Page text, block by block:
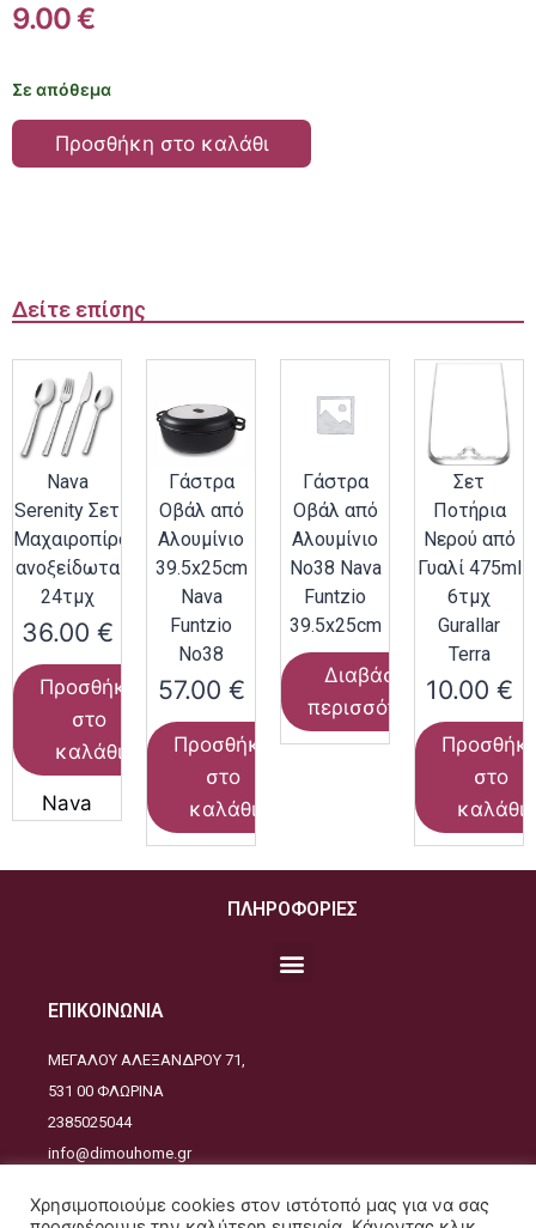
9.00€
Σε απόθεμα
Προσθήκη στο καλάθι
Δείτε επίσης
Nava
Serenity Σετ
Μαχαιροπίρουνα
ανοξείδωτα
24τμχ
36.00 €
Προσθήκη
στο
καλάθι
Nava
Γάστρα
Οβάλ από
Αλουμίνιο
39.5x25cm
Nava
Funtzio
Νο38
57.00 €
Προσθήκη
στο
καλάθι
Γάστρα
Οβάλ από
Αλουμίνιο
Νο38 Nava
Funtzio
39.5x25cm
Διαβάστε
περισσότερα
Σετ
Ποτήρια
Νερού από
Γυαλί 475ml
6τμχ
Gurallar
Terra
10.00 €
στο
καλάθι
ΠΛΗΡΟΦΟΡΙΕΣ
ΕΠΙΚΟΙΝΩΝΙΑ
ΜΕΓΑΛΟΥ ΑΛΕΞΑΝΔΡΟΥ 71,
531 00 ΦΛΩΡΙΝΑ
2385025044
info@dimouhome.gr
Χρησιμοποιούμε cookies στον ιστότοπό μας για να σας